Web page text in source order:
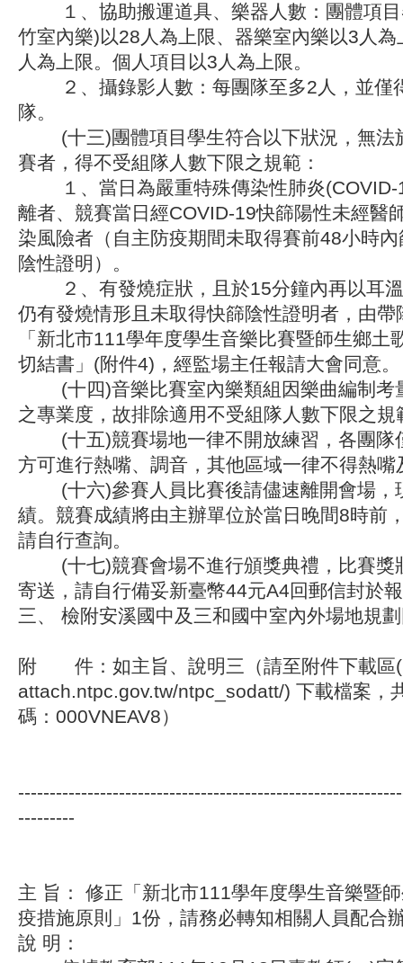
１、協助搬運道具、樂器人數：團體項目
竹室內樂)以28人為上限、器樂室內樂以3人
人為上限。個人項目以3人為上限。
２、攝錄影人數：每團隊至多2人，並僅
隊。
(十三)團體項目學生符合以下狀況，無法
賽者，得不受組隊人數下限之規範：
１、當日為嚴重特殊傳染性肺炎(COVID-
離者、競賽當日經COVID-19快篩陽性未經醫
染風險者（自主防疫期間未取得賽前48小時
陰性證明）。
２、有發燒症狀，且於15分鐘內再以耳溫
仍有發燒情形且未取得快篩陰性證明者，由帶
「新北市111學年度學生音樂比賽暨師生鄉土
切結書」(附件4)，經監場主任報請大會同意。
(十四)音樂比賽室內樂類組因樂曲編制考
之專業度，故排除適用不受組隊人數下限之規
(十五)競賽場地一律不開放練習，各團隊
方可進行熱嘴、調音，其他區域一律不得熱嘴
(十六)參賽人員比賽後請儘速離開會場，
績。競賽成績將由主辦單位於當日晚間8時前
請自行查詢。
(十七)競賽會場不進行頒獎典禮，比賽獎
寄送，請自行備妥新臺幣44元A4回郵信封於
三、 檢附安溪國中及三和國中室內外場地規
附 件：如主旨、說明三（請至附件下載區
attach.ntpc.gov.tw/ntpc_sodatt/) 下載檔案，
碼：000VNEAV8）
---------
主 旨： 修正「新北市111學年度學生音樂暨
疫措施原則」1份，請務必轉知相關人員配合
說 明：